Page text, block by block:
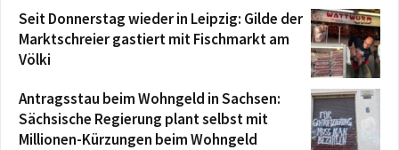
Seit Donnerstag wieder in Leipzig: Gilde der
Marktschreier gastiert mit Fischmarkt am
Völki
Antragsstau beim Wohngeld in Sachsen:
Sächsische Regierung plant selbst mit
Millionen-Kürzungen beim Wohngeld